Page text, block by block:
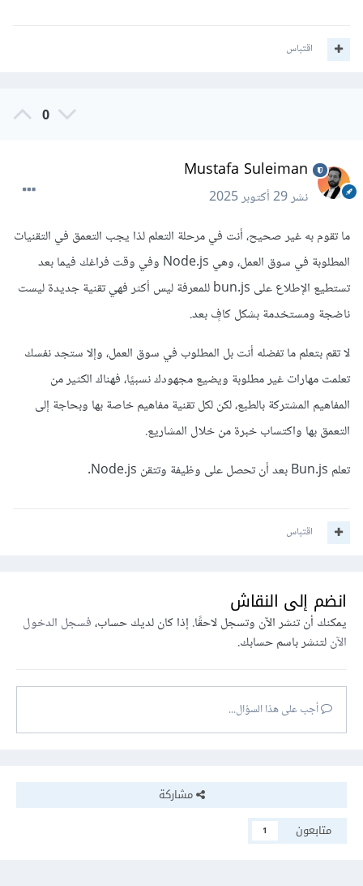
اقتباس
0
Mustafa Suleiman
نشر29 أكتوبر 2025
ما تقوم به غير صحيح، أنت في مرحلة التعلم لذا يجب التعمق في التقنيات
المطلوبة في سوق العمل، وهي Node.js وفي وقت فراغك فيما بعد
تستطيع الإطلاع على bun.js للمعرفة ليس أكثر فهي تقنية جديدة ليست
ناضجة ومستخدمة بشكل كافٍ بعد.
لا تقم بتعلم ما تفضله أنت بل المطلوب في سوق العمل، وإلا ستجد نفسك
تعلمت مهارات غير مطلوبة ويضيع مجهودك نسبيًا، فهناك الكثير من
المفاهيم المشتركة بالطبع، لكن لكل تقنية مفاهيم خاصة بها وبحاجة إلى
التعمق بها واكتساب خبرة من خلال المشاريع.
تعلم Bun.js بعد أن تحصل على وظيفة وتتقن Node.js.
اقتباس
انضم إلى النقاش
يمكنك أن تنشر الآن وتسجل لاحقًا. إذا كان لديك حساب،فسجل الدخول
الآنلتنشر باسم حسابك.
أجب على هذا السؤال...
مشاركة
متابعون
1